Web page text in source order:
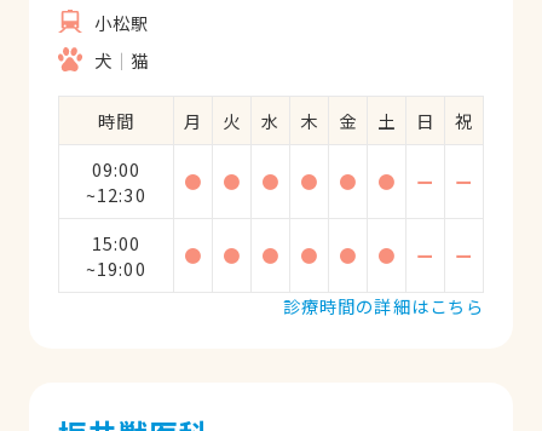
小松駅
犬
猫
時間 月 火 水 木 金 土 日
祝
09:00
~12:30
● ● ● ● ● ● ー ー
15:00
~19:00
● ● ● ● ● ● ー
ー
診療時間の詳細はこちら